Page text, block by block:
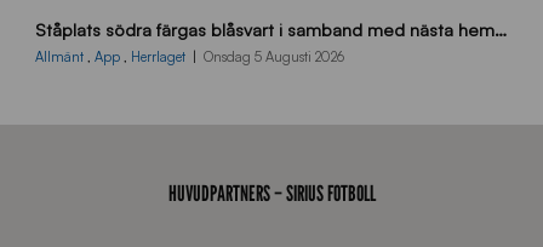
ö
d
Ståplats södra färgas blåsvart i samband med nästa hemmamatch
Allmänt App Herrlaget Onsdag 5 Augusti 2026
HUVUDPARTNERS – SIRIUS FOTBOLL